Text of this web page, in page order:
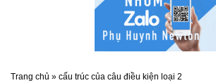
Trang chủ » cấu trúc của câu điều kiện loại 2